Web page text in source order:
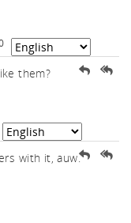
them?
with it, auw.